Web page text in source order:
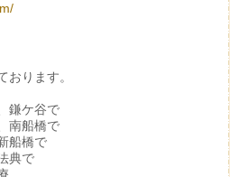
おります。
鎌ケ谷で
南船橋で
船橋で
典で